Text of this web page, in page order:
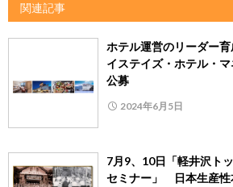
関連記事
ホテル運営のリーダー
イステイズ・ホテル・
公募
2024年6月5日
7月9、10日「軽井沢ト
セミナー」 日本生産性